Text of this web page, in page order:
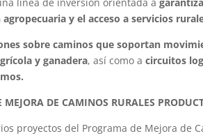
línea de inversión orientada a
y el acceso a servicios
sobre caminos que soportan
y ganadera, así como acircuitos
MEJORA DE CAMINOS RURALES
proyectos del Programa de Mejora de